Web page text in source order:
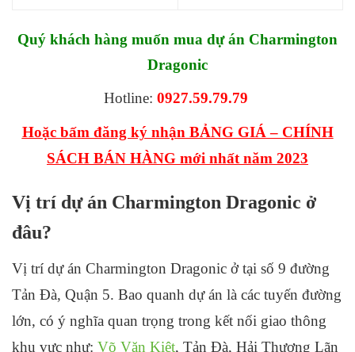
Quý khách hàng muốn mua dự án Charmington
Dragonic
Hotline: 0927.59.79.79
Hoặc bấm đăng ký nhận BẢNG GIÁ – CHÍNH
SÁCH BÁN HÀNG mới nhất năm 2023
Vị trí dự án Charmington Dragonic ở
đâu?
Vị trí dự án Charmington Dragonic ở tại số 9 đường
Tản Đà, Quận 5. Bao quanh dự án là các tuyến đường
lớn, có ý nghĩa quan trọng trong kết nối giao thông
khu vực như: Võ Văn Kiệt, Tản Đà, Hải Thượng Lãn